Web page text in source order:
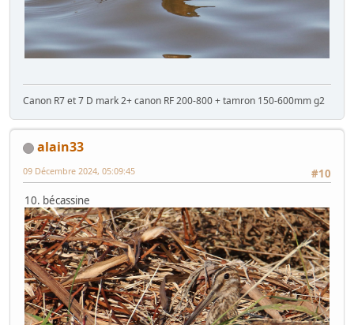
Canon R7 et 7 D mark 2+ canon RF 200-800 + tamron 150-600mm g2
alain33
#10
09 Décembre 2024, 05:09:45
10. bécassine